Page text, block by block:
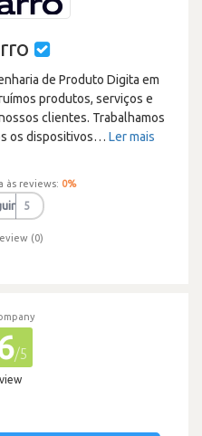
de Produto Digita em
produtos, serviços e
clientes. Trabalhamos
os dispositivos… Ler mais
às reviews: 0%
5
(0)
/5